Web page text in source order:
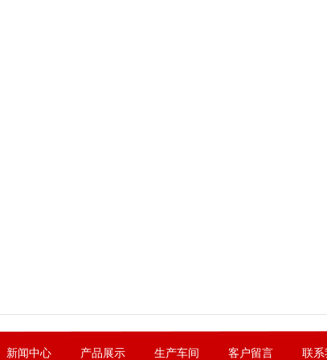
新闻中心 产品展示 生产车间 客户留言 联系